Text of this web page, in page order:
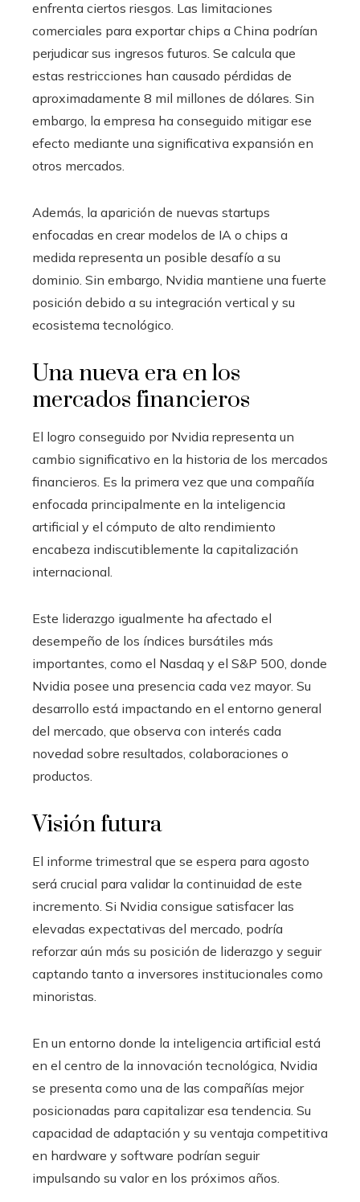
enfrenta ciertos riesgos. Las limitaciones
comerciales para exportar chips a China podrían
perjudicar sus ingresos futuros. Se calcula que
estas restricciones han causado pérdidas de
aproximadamente 8 mil millones de dólares. Sin
embargo, la empresa ha conseguido mitigar ese
efecto mediante una significativa expansión en
otros mercados.
Además, la aparición de nuevas startups
enfocadas en crear modelos de IA o chips a
medida representa un posible desafío a su
dominio. Sin embargo, Nvidia mantiene una fuerte
posición debido a su integración vertical y su
ecosistema tecnológico.
Una nueva era en los
mercados financieros
El logro conseguido por Nvidia representa un
cambio significativo en la historia de los mercados
financieros. Es la primera vez que una compañía
enfocada principalmente en la inteligencia
artificial y el cómputo de alto rendimiento
encabeza indiscutiblemente la capitalización
internacional.
Este liderazgo igualmente ha afectado el
desempeño de los índices bursátiles más
importantes, como el Nasdaq y el S&P 500, donde
Nvidia posee una presencia cada vez mayor. Su
desarrollo está impactando en el entorno general
del mercado, que observa con interés cada
novedad sobre resultados, colaboraciones o
productos.
Visión futura
El informe trimestral que se espera para agosto
será crucial para validar la continuidad de este
incremento. Si Nvidia consigue satisfacer las
elevadas expectativas del mercado, podría
reforzar aún más su posición de liderazgo y seguir
captando tanto a inversores institucionales como
minoristas.
En un entorno donde la inteligencia artificial está
en el centro de la innovación tecnológica, Nvidia
se presenta como una de las compañías mejor
posicionadas para capitalizar esa tendencia. Su
capacidad de adaptación y su ventaja competitiva
en hardware y software podrían seguir
impulsando su valor en los próximos años.